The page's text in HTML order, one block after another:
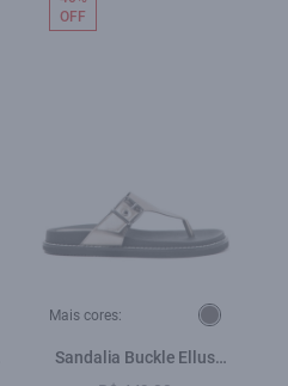
Mais cores:
Sandalia Buckle Ellus
Grafite
OFF